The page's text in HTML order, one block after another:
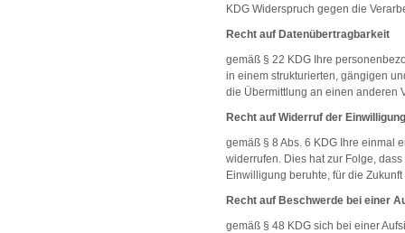
KDG Widerspruch gegen die
Recht auf Datenübertragbarkeit
gemäß § 22 KDG Ihre
in einem strukturierten, gängigen
die Übermittlung an einen anderen
Recht auf Widerruf der Einwilligung
gemäß § 8 Abs. 6 KDG Ihre einmal
widerrufen. Dies hat zur Folge,
Einwilligung beruhte, für die
Recht auf Beschwerde bei einer
gemäß § 48 KDG sich bei einer